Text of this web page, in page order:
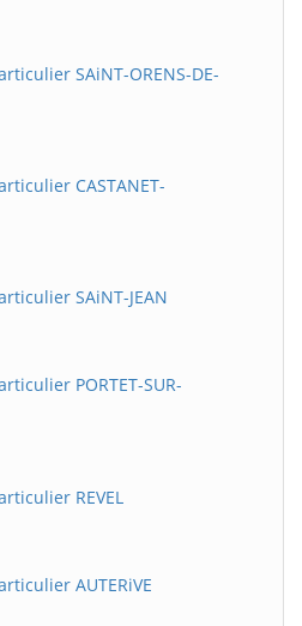
SAiNT-ORENS-DE-
CASTANET-
SAiNT-JEAN
PORTET-SUR-
REVEL
AUTERiVE